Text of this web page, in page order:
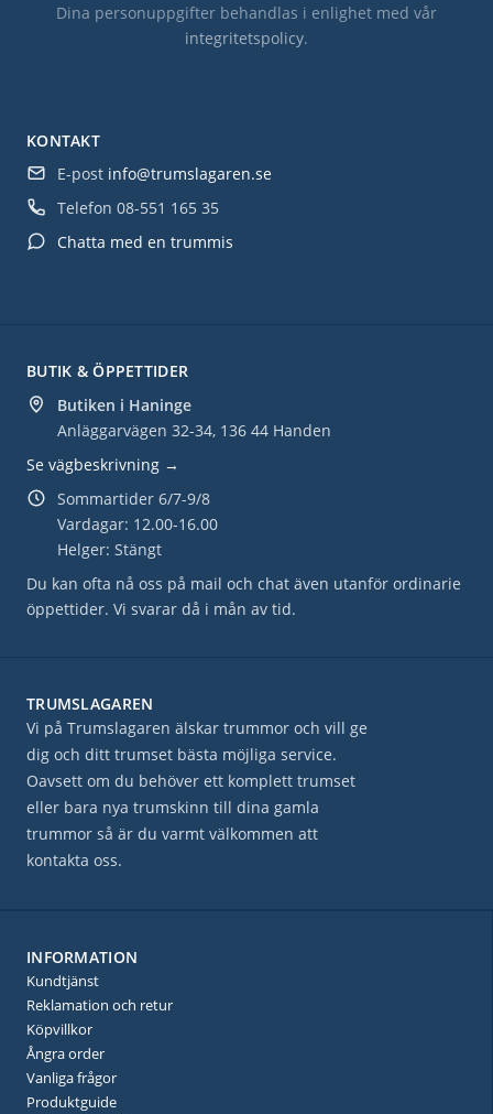
BUTIK & ÖPPETTIDER
Butiken i Haninge
Anläggarvägen 32-34, 136 44 Handen
Se vägbeskrivning →
Sommartider 6/7-9/8
Vardagar: 12.00-16.00
Helger: Stängt
Du kan ofta nå oss på mail och chat även utanför ordinarie
öppettider. Vi svarar då i mån av tid.
KONTAKT
E-post info@trumslagaren.se
Telefon 08-551 165 35
Chatta med en trummis
TRUMSLAGAREN
Vi på Trumslagaren älskar trummor och vill ge
dig och ditt trumset bästa möjliga service.
Oavsett om du behöver ett komplett trumset
eller bara nya trumskinn till dina gamla
trummor så är du varmt välkommen att
kontakta oss.
Dina personuppgifter behandlas i enlighet med vår
integritetspolicy.
INFORMATION
Kundtjänst
Reklamation och retur
Köpvillkor
Ångra order
Vanliga frågor
Produktguide